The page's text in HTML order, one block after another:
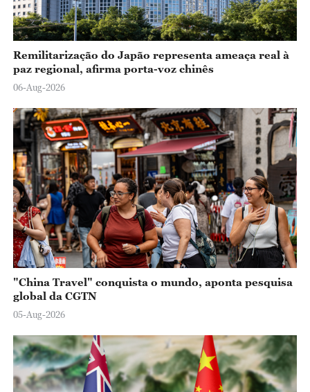
Remilitarização do Japão representa ameaça real à
paz regional, afirma porta-voz chinês
06-Aug-2026
"China Travel" conquista o mundo, aponta pesquisa
global da CGTN
05-Aug-2026